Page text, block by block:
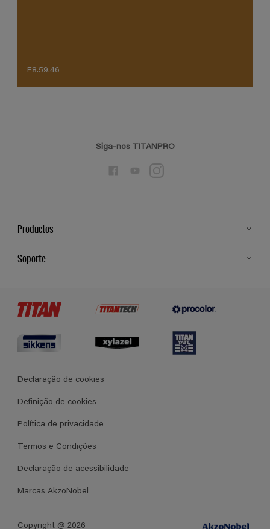
E8.59.46
Siga-nos TITANPRO
Productos
Soporte
Termos e Condições Gerais de Venda
Declaração de cookies
Definição de cookies
Política de privacidade
Termos e Condições
Declaração de acessibilidade
Marcas AkzoNobel
Copyright @ 2026